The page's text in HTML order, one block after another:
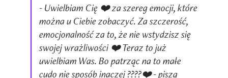
- Uwielbiam Cię ❤️ za szereg emocji, które
można u Ciebie zobaczyć. Za szczerość,
emocjonalność za to, że nie wstydzisz się
swojej wrażliwości ❤️ Teraz to już
uwielbiam Was. Bo patrząc na to małe
cudo nie sposób inaczej ????❤️ - piszą